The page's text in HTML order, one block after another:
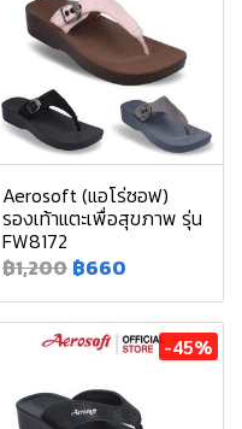
Aerosoft (แอโร่ซอฟ)
รองเท้าแตะเพื่อสุขภาพ รุ่น
FW8172
฿1,200 ฿660
-45%